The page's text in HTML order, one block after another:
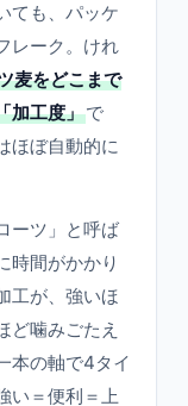
ても、パッケ
レーク。けれ
麦をどこまで
加工度」で
ほぼ自動的に
ーツ」と呼ば
時間がかかり
工が、強いほ
ど噛みごたえ
本の軸で4タイ
い＝便利＝上